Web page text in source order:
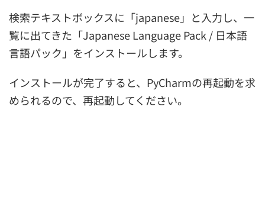
検索テキストボックスに「japanese」と入力し、一
覧に出てきた「Japanese Language Pack / 日本語
言語パック」をインストールします。
インストールが完了すると、PyCharmの再起動を求
められるので、再起動してください。